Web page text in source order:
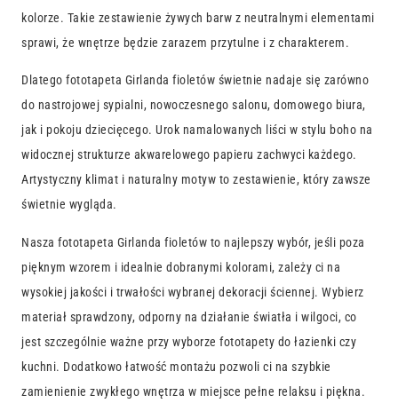
kolorze. Takie zestawienie żywych barw z neutralnymi elementami
sprawi, że wnętrze będzie zarazem przytulne i z charakterem.
Dlatego fototapeta Girlanda fioletów świetnie nadaje się zarówno
do nastrojowej sypialni, nowoczesnego salonu, domowego biura,
jak i pokoju dziecięcego. Urok namalowanych liści w stylu boho na
widocznej strukturze akwarelowego papieru zachwyci każdego.
Artystyczny klimat i naturalny motyw to zestawienie, który zawsze
świetnie wygląda.
Nasza fototapeta Girlanda fioletów to najlepszy wybór, jeśli poza
pięknym wzorem i idealnie dobranymi kolorami, zależy ci na
wysokiej jakości i trwałości wybranej dekoracji ściennej. Wybierz
materiał sprawdzony, odporny na działanie światła i wilgoci, co
jest szczególnie ważne przy wyborze fototapety do łazienki czy
kuchni. Dodatkowo łatwość montażu pozwoli ci na szybkie
zamienienie zwykłego wnętrza w miejsce pełne relaksu i piękna.